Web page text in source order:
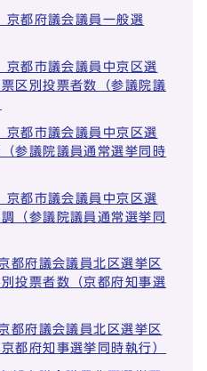
都府議会議員一般選
都市議会議員中京区選
区別投票者数（参議院議
都市議会議員中京区選
参議院議員通常選挙同時
都市議会議員中京区選
（参議院議員通常選挙同
府議会議員北区選挙区
投票者数（京都府知事選
府議会議員北区選挙区
都府知事選挙同時執行）